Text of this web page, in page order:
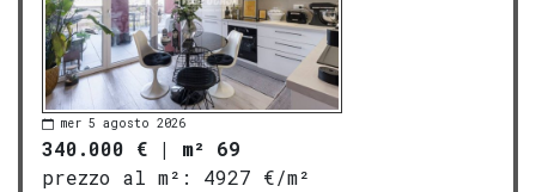
mer 5 agosto 2026
340.000 € | m² 69
prezzo al m²:
4927 €/m²